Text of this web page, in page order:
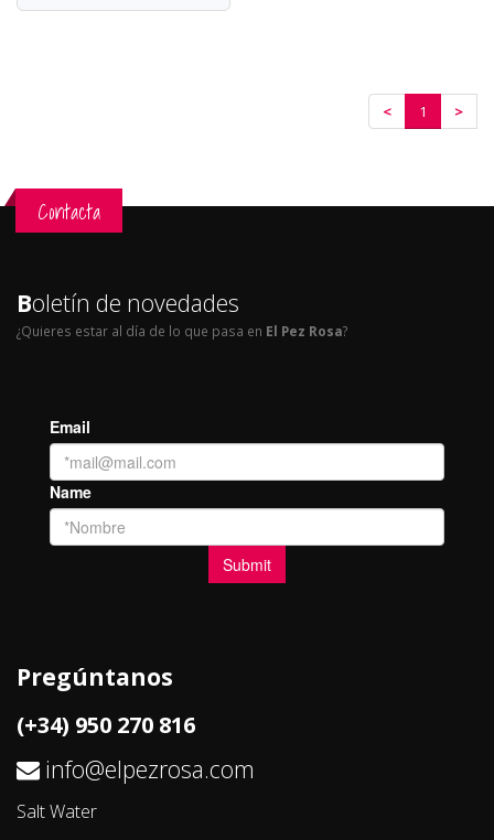
< 1 >
Contacta
Boletín de novedades
¿Quieres estar al día de lo que pasa en El Pez Rosa?
Pregúntanos
(+34) 950 270 816
info@elpezrosa.com
Salt Water